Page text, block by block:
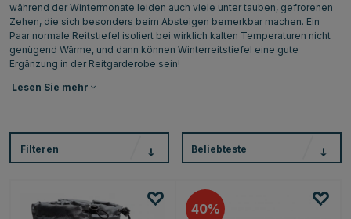
während der Wintermonate leiden auch viele unter tauben, gefrorenen
Zehen, die sich besonders beim Absteigen bemerkbar machen. Ein
Paar normale Reitstiefel isoliert bei wirklich kalten Temperaturen nicht
genügend Wärme, und dann können Winterreitstiefel eine gute
Ergänzung in der Reitgarderobe sein!
Lesen Sie mehr
Filteren Beliebteste
40